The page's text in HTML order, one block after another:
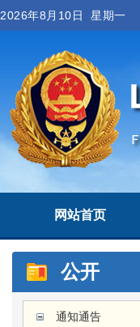
2026年8月10日 星期一
网站首页
公开
通知通告